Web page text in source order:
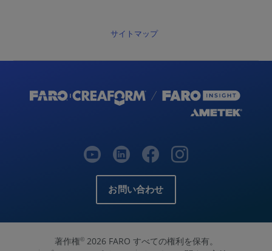
サイトマップ
お問い合わせ
著作権©2026 FARO すべての権利を保有。